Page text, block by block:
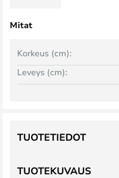
Mitat
Leveys (cm):
Korkeus (cm):
TUOTEKUVAUS
TUOTETIEDOT